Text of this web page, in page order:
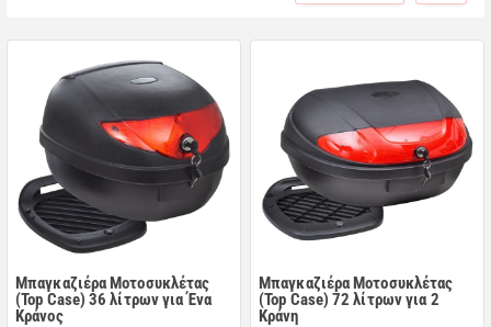
Μπαγκαζιέρα Μοτοσυκλέτας
(Top Case) 36 λίτρων για Ένα
Κράνος
Μπαγκαζιέρα Μοτοσυκλέτας
(Top Case) 72 λίτρων για 2
Κράνη